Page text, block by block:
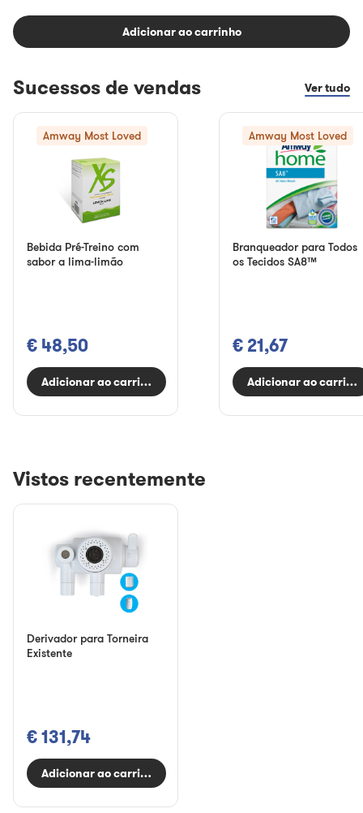
Adicionar ao carrinho
Sucessos de vendas Ver tudo
Amway Most Loved
Bebida Pré-Treino com
sabor a lima-limão
€ 48,50
Adicionar ao carrinho
Amway Most Loved
Branqueador para Todos
os Tecidos SA8™
€ 21,67
Adicionar ao
Vistos recentemente
Derivador para Torneira
Existente
€ 131,74
Adicionar ao carrinho